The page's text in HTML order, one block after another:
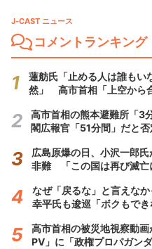
J-CAST ニュース
コメントランキング
蓮舫氏「止める人は誰もい
然」 高市首相「上空から
高市首相の熊本避難所「3
閣広報官「51分間」だと否
広島原爆の日、小沢一郎
非難 「この国は再び滅亡
なぜ「戻るな」と言えな
幸平氏も逡巡「ボクもでき
高市首相の被災地視察動
PV」に「政権プロパガン